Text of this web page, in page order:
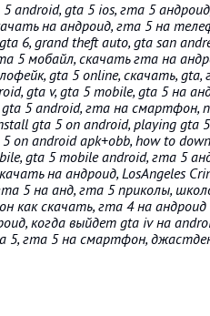
android, gta 5 ios, гта 5
на андроид, гта 5 на
6, grand theft auto, gta san
5 мобайл, скачать гта на
gta 5 online, скачать,
gta v, gta 5 mobile, gta 5 на
5 android, гта на смартфон,
gta 5 on android, playing gta
on android apk+obb, how to
gta 5 mobile android, гта 5
на андроид, LosAngeles
5 на анд, гта 5 приколы,
как скачать, гта 4 на
когда выйдет gta iv на
5, гта 5 на смартфон,